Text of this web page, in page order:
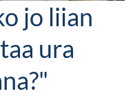
jo liian
ura